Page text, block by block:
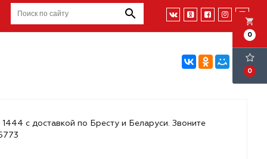
local_grocery_store
0
0
с доставкой по Бресту и Беларуси. Звоните